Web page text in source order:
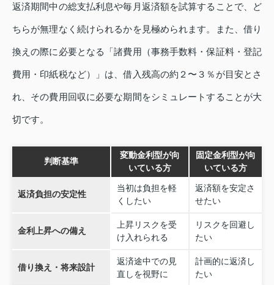
返済期間中の総支払利息や毎月返済額を試算することで、ど
ちらが無理なく続けられるかを見極められます。また、借り
換えの際に必要となる「諸費用（事務手数料・保証料・登記
費用・印紙税など）」は、借入残高の約２〜３％が目安とさ
れ、その費用回収に必要な期間をシミュレートすることが大
切です。
判断基準
変動金利型が向
いている方
固定金利型が向
いている方
返済負担の安定性
当初は負担を軽
くしたい
返済額を安定さ
せたい
金利上昇への備え
上昇リスクを受
け入れられる
リスクを回避し
たい
借り換え・将来設計
返済途中での見
直しを視野に
計画的に返済し
たい